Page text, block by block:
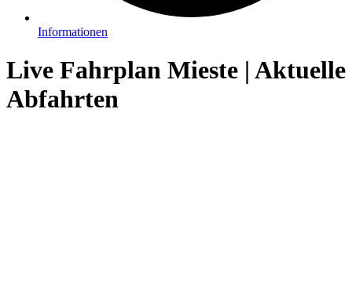
Informationen
Live Fahrplan Mieste | Aktuelle
Abfahrten